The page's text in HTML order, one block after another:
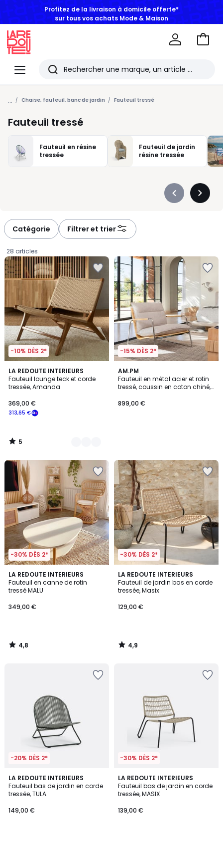
Profitez de la livraison à domicile offerte*
sur tous vos achats Mode & Maison
Menu
Redoute
Rechercher
Les
derniers
articles
consultés
Aller
... Chaise, fauteuil, banc de jardin Fauteuil tressé
Fauteuil tressé
Fauteuil en résine
tressée
Fauteuil de jardin
résine tressée
Précédent
Catégorie Filtrer et trier
28 articles
-10% DÈS 2*
LA REDOUTE INTERIEURS
Fauteuil lounge teck et corde
tressée, Amanda
€
souscrivez
notre
programme
payer
la
place
313,65
€.
313,65 €
369,00 €
5
/
5
2
Couleurs
5
/
-15% DÈS 2*
AM.PM
Fauteuil en métal acier et rotin
tressé, coussin en coton chiné,
899,00 €
-30% DÈS 2*
LA REDOUTE INTERIEURS
Fauteuil en canne de rotin
tressé MALU
349,00 €
4,8
/ 5
4,8
/
-30% DÈS 2*
LA REDOUTE INTERIEURS
Fauteuil de jardin bas en corde
tressée, Masix
129,00 €
4,9
/ 5
4,9
/
-20% DÈS 2*
LA REDOUTE INTERIEURS
Fauteuil bas de jardin en corde
tressée, TULA
149,00 €
5
/
5
-30% DÈS 2*
LA REDOUTE INTERIEURS
Fauteuil bas de jardin en corde
tressée, MASIX
139,00 €